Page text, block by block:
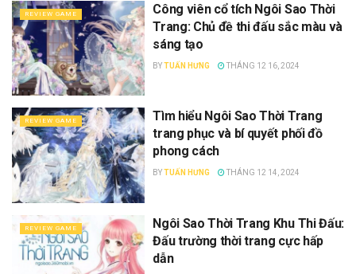
REVIEW GAME
Công viên cổ tích Ngôi Sao Thời
Trang: Chủ đề thi đấu sắc màu và
sáng tạo
BYTUẤN HƯNG THÁNG 12 16, 2024
REVIEW GAME
Tìm hiểu Ngôi Sao Thời Trang
trang phục và bí quyết phối đồ
phong cách
BYTUẤN HƯNG THÁNG 12 14, 2024
REVIEW GAME
Ngôi Sao Thời Trang Khu Thi Đấu:
Đấu trường thời trang cực hấp
dẫn